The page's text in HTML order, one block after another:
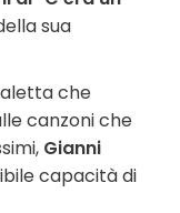
sua
che
canzoni che
Gianni
capacità di